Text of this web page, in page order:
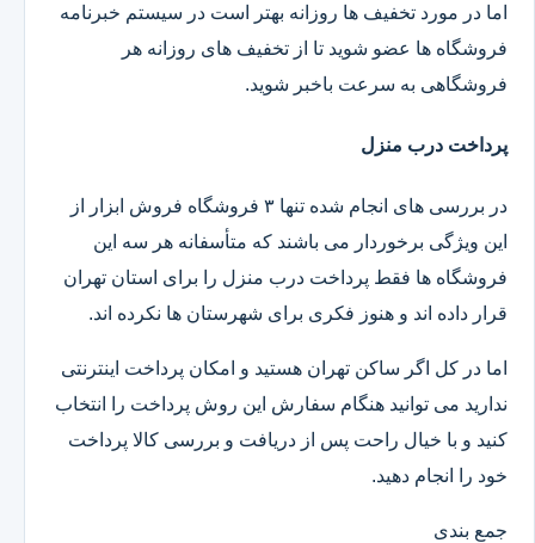
اما در مورد تخفیف ها روزانه بهتر است در سیستم خبرنامه
فروشگاه ها عضو شوید تا از تخفیف های روزانه هر
فروشگاهی به سرعت باخبر شوید.
پرداخت درب منزل
در بررسی های انجام شده تنها ۳ فروشگاه فروش ابزار از
این ویژگی برخوردار می باشند که متأسفانه هر سه این
فروشگاه ها فقط پرداخت درب منزل را برای استان تهران
قرار داده اند و هنوز فکری برای شهرستان ها نکرده اند.
اما در کل اگر ساکن تهران هستید و امکان پرداخت اینترنتی
ندارید می توانید هنگام سفارش این روش پرداخت را انتخاب
کنید و با خیال راحت پس از دریافت و بررسی کالا پرداخت
خود را انجام دهید.
جمع بندی